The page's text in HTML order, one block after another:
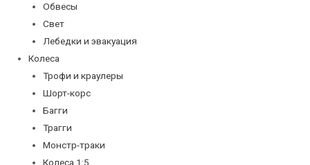
Обвесы
Свет
Лебедки и эвакуация
Колеса
Трофи и краулеры
Шорт-корс
Багги
Трагги
Монстр-траки
Колеса 1:5